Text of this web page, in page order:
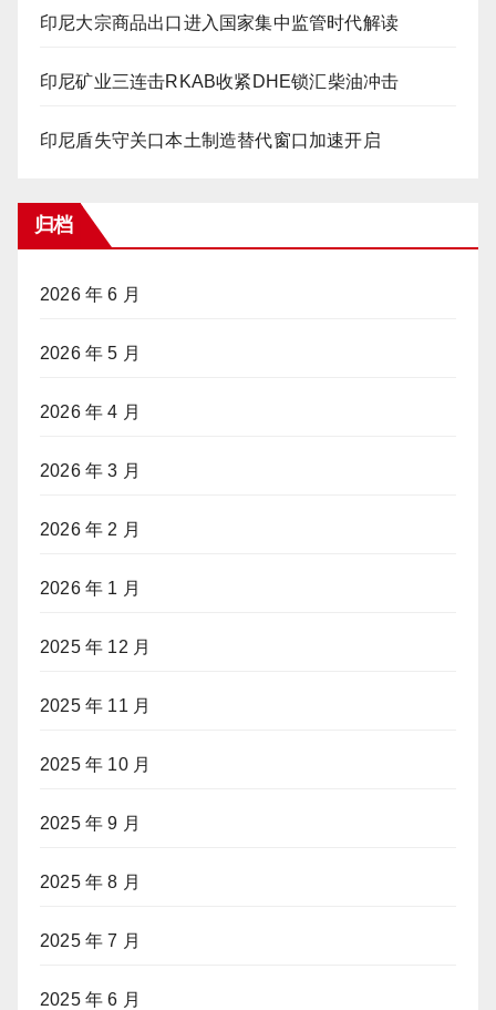
印尼大宗商品出口进入国家集中监管时代解读
印尼矿业三连击RKAB收紧DHE锁汇柴油冲击
印尼盾失守关口本土制造替代窗口加速开启
归档
2026 年 6 月
2026 年 5 月
2026 年 4 月
2026 年 3 月
2026 年 2 月
2026 年 1 月
2025 年 12 月
2025 年 11 月
2025 年 10 月
2025 年 9 月
2025 年 8 月
2025 年 7 月
2025 年 6 月